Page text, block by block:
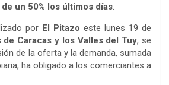
un 50% los últimos días.
por El Pitazo este lunes 19 de
de Caracas y los Valles del Tuy, se
de la oferta y la demanda, sumada
ha obligado a los comerciantes a